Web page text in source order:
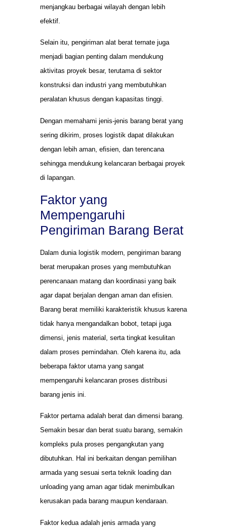
menjangkau berbagai wilayah dengan lebih
efektif.
Selain itu, pengiriman alat berat ternate juga
menjadi bagian penting dalam mendukung
aktivitas proyek besar, terutama di sektor
konstruksi dan industri yang membutuhkan
peralatan khusus dengan kapasitas tinggi.
Dengan memahami jenis-jenis barang berat yang
sering dikirim, proses logistik dapat dilakukan
dengan lebih aman, efisien, dan terencana
sehingga mendukung kelancaran berbagai proyek
di lapangan.
Faktor yang
Mempengaruhi
Pengiriman Barang Berat
Dalam dunia logistik modern, pengiriman barang
berat merupakan proses yang membutuhkan
perencanaan matang dan koordinasi yang baik
agar dapat berjalan dengan aman dan efisien.
Barang berat memiliki karakteristik khusus karena
tidak hanya mengandalkan bobot, tetapi juga
dimensi, jenis material, serta tingkat kesulitan
dalam proses pemindahan. Oleh karena itu, ada
beberapa faktor utama yang sangat
mempengaruhi kelancaran proses distribusi
barang jenis ini.
Faktor pertama adalah berat dan dimensi barang.
Semakin besar dan berat suatu barang, semakin
kompleks pula proses pengangkutan yang
dibutuhkan. Hal ini berkaitan dengan pemilihan
armada yang sesuai serta teknik loading dan
unloading yang aman agar tidak menimbulkan
kerusakan pada barang maupun kendaraan.
Faktor kedua adalah jenis armada yang